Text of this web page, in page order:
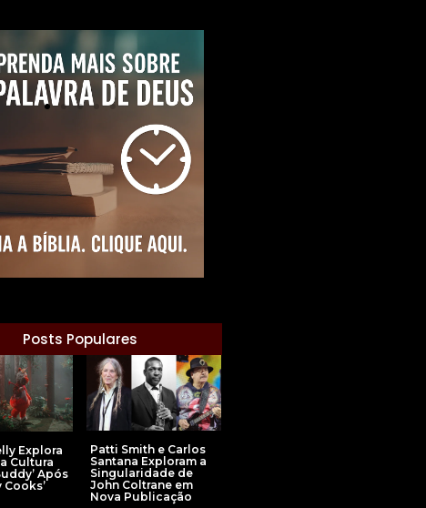
Posts Populares
Explora
Cultura
Após
Cooks’
Patti Smith e Carlos
Santana Exploram a
Singularidade de
John Coltrane em
Nova Publicação